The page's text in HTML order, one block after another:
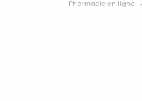
Pharmacie en ligne